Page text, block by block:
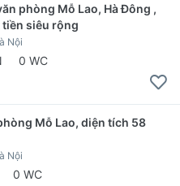
phòng Mỗ Lao, Hà Đông ,
siêu rộng
Nội
0 WC
Mỗ Lao, diện tích 58
Nội
0 WC